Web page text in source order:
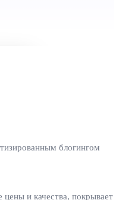
блогингом
цены и качества, покрывает